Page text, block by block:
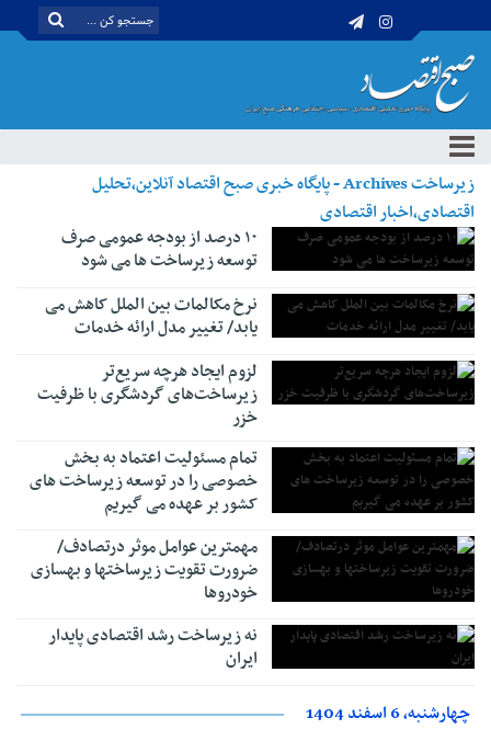
زیرساخت Archives - پایگاه خبری صبح اقتصاد آنلاین،تحلیل
اقتصادی،اخبار اقتصادی
۱۰ درصد از بودجه عمومی صرف
توسعه زیرساخت ها می شود
نرخ مکالمات بین الملل کاهش می
یابد/ تغییر مدل ارائه خدمات
لزوم ایجاد هرچه سریع‌تر
زیرساخت‌های گردشگری با ظرفیت
خزر
تمام مسئولیت اعتماد به بخش
خصوصی را در توسعه زیرساخت های
کشور بر عهده می گیریم
مهمترین عوامل موثر درتصادف/
ضرورت تقویت زیرساختها و بهسازی
خودروها
نه زیرساخت رشد اقتصادی پایدار
ایران
چهارشنبه، 6 اسفند 1404